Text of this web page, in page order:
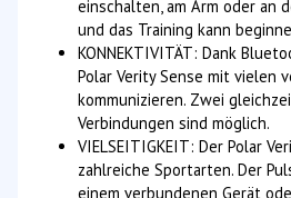
einschalten, am Arm oder an
und das Training kann
KONNEKTIVITÄT: Dank
Polar Verity Sense mit vielen
kommunizieren. Zwei
Verbindungen sind möglich.
VIELSEITIGKEIT: Der Polar
zahlreiche Sportarten. Der
einem verbundenen Gerät